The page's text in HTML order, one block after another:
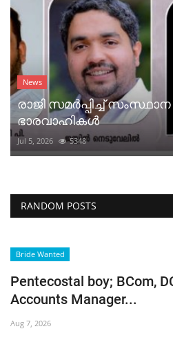
News
രാജി സമർപ്പിച്ച്
ഭാരവാഹികൾ
Jul 5, 2026 5348
RANDOM POSTS
Bride Wanted
Pentecostal boy; BCom,
Accounts Manager...
Aug 7, 2026